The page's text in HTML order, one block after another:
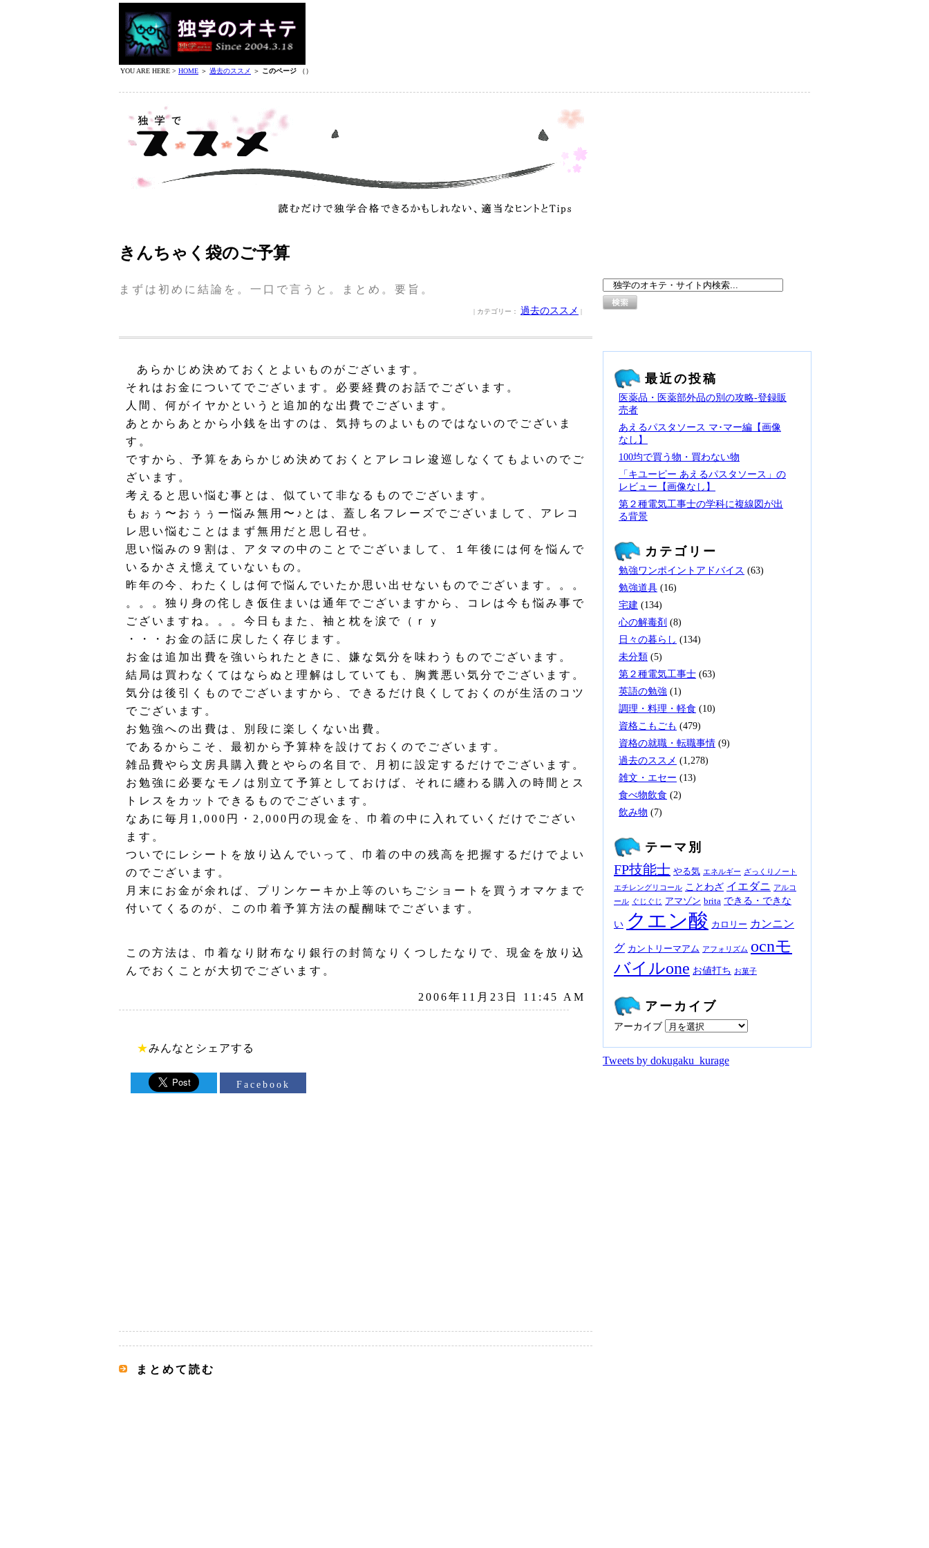
YOU ARE HERE > HOME ＞ 過去のススメ ＞ このページ （）
きんちゃく袋のご予算
まずは初めに結論を。一口で言うと。まとめ。要旨。
| カテゴリー： 過去のススメ |
あらかじめ決めておくとよいものがございます。
それはお金についてでございます。必要経費のお話でございます。
人間、何がイヤかというと追加的な出費でございます。
あとからあとから小銭を出すのは、気持ちのよいものではないのでございま
す。
ですから、予算をあらかじめ決めておくとアレコレ逡巡しなくてもよいのでご
ざいます。
考えると思い悩む事とは、似ていて非なるものでございます。
もぉぅ〜おぅぅー悩み無用〜♪とは、蓋し名フレーズでございまして、アレコ
レ思い悩むことはまず無用だと思し召せ。
思い悩みの９割は、アタマの中のことでございまして、１年後には何を悩んで
いるかさえ憶えていないもの。
昨年の今、わたくしは何で悩んでいたか思い出せないものでございます。。。
。。。独り身の侘しき仮住まいは通年でございますから、コレは今も悩み事で
ございますね。。。今日もまた、袖と枕を涙で（ｒｙ
・・・お金の話に戻したく存じます。
お金は追加出費を強いられたときに、嫌な気分を味わうものでございます。
結局は買わなくてはならぬと理解はしていても、胸糞悪い気分でございます。
気分は後引くものでございますから、できるだけ良くしておくのが生活のコツ
でございます。
お勉強への出費は、別段に楽しくない出費。
であるからこそ、最初から予算枠を設けておくのでございます。
雑品費やら文房具購入費とやらの名目で、月初に設定するだけでございます。
お勉強に必要なモノは別立て予算としておけば、それに纏わる購入の時間とス
トレスをカットできるものでございます。
なあに毎月1,000円・2,000円の現金を、巾着の中に入れていくだけでござい
ます。
ついでにレシートを放り込んでいって、巾着の中の残高を把握するだけでよい
のでございます。
月末にお金が余れば、プリンケーキか上等のいちごショートを買うオマケまで
付いてくるのが、この巾着予算方法の醍醐味でございます。
この方法は、巾着なり財布なり銀行の封筒なりくつしたなりで、現金を放り込
んでおくことが大切でございます。
2006年11月23日 11:45 AM
★みんなとシェアする
Facebook
まとめて読む
最近の投稿
医薬品・医薬部外品の別の攻略‐登録販
売者
あえるパスタソース マ･マー編【画像
なし】
100均で買う物・買わない物
「キユーピー あえるパスタソース」の
レビュー【画像なし】
第２種電気工事士の学科に複線図が出
る背景
カテゴリー
勉強ワンポイントアドバイス (63)
勉強道具 (16)
宅建 (134)
心の解毒剤 (8)
日々の暮らし (134)
未分類 (5)
第２種電気工事士 (63)
英語の勉強 (1)
調理・料理・軽食 (10)
資格こもごも (479)
資格の就職・転職事情 (9)
過去のススメ (1,278)
雑文・エセー (13)
食べ物飲食 (2)
飲み物 (7)
テーマ別
FP技能士 やる気 エネルギー ざっくりノート
エチレングリコール ことわざ イエダニ アルコ
ール ぐじぐじ アマゾン brita できる・できな
い クエン酸 カロリー カンニン
グ カントリーマアム アフォリズム ocnモ
バイルone お値打ち お菓子
アーカイブ
アーカイブ
Tweets by dokugaku_kurage